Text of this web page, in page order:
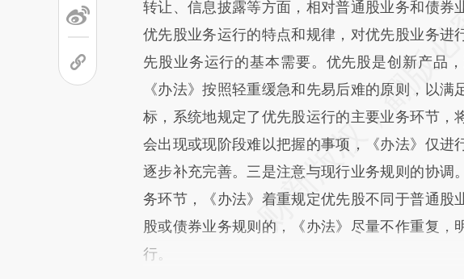
转让、信息披露等方面，相对普通股业务和债券
优先股业务运行的特点和规律，对优先股业务进
先股业务运行的基本需要。优先股是创新产品
《办法》按照轻重缓急和先易后难的原则，以
标，系统地规定了优先股运行的主要业务环节，
会出现或现阶段难以把握的事项，《办法》仅进
逐步补充完善。三是注意与现行业务规则的协调
务环节，《办法》着重规定优先股不同于普通股
股或债券业务规则的，《办法》尽量不作重复，
行。